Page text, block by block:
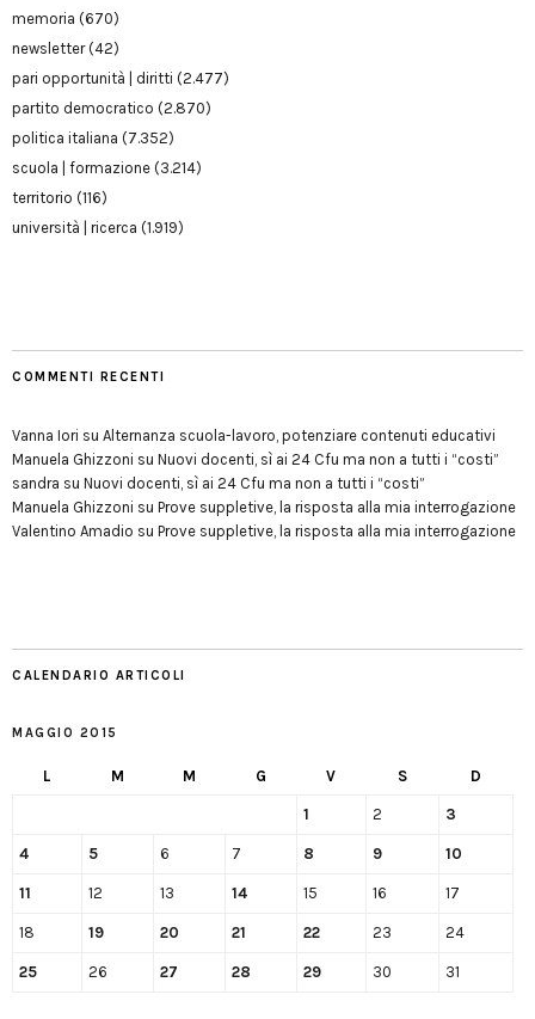
memoria (670)
newsletter(42)
pari opportunità | diritti (2.477)
partito democratico (2.870)
politica italiana (7.352)
scuola | formazione (3.214)
territorio (116)
università | ricerca (1.919)
COMMENTI RECENTI
Vanna Iori su Alternanza scuola-lavoro, potenziare contenuti educativi
Manuela Ghizzoni su Nuovi docenti, sì ai 24 Cfu ma non a tutti i “costi”
sandra su Nuovi docenti, sì ai 24 Cfu ma non a tutti i “costi”
Manuela Ghizzoni su Prove suppletive, la risposta alla mia interrogazione
Valentino Amadio su Prove suppletive, la risposta alla mia interrogazione
CALENDARIO ARTICOLI
MAGGIO 2015
L M M G V S D
1 2 3
4 5 6 7 8 9 10
11 12 13 14 15 16 17
18 19 20 21 22 23 24
25 26 27 28 29 30 31